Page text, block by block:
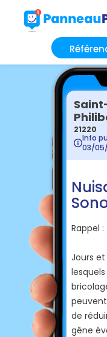
21220
Info
03/
Rappel :
Jours
de
gêne